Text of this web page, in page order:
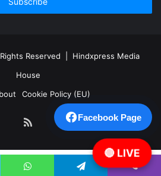
Reserved | Hindxpress Media
House
Cookie Policy (EU)
🔴 LIVE
Facebook Page